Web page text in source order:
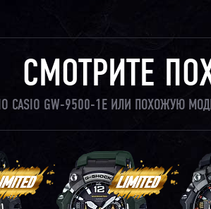
СМОТРИТЕ
CASIO GW-9500-1E ИЛИ ПОХОЖУЮ